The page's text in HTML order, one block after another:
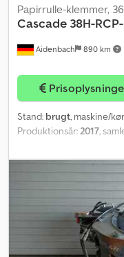
Aidenbach 890 km
Papirrulle-klemmer,
Cascade 38H-
Stand: brugt, maskine/
Produktionsår:2017,
lastcentrum:800 mm,
Mellemsalg, ændringer
Påhængsudstyr leveres
(åbningsbredde: 440 til